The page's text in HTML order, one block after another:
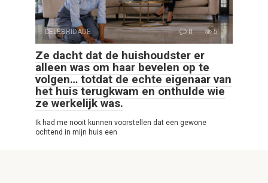
CELEBRIDADE 0 5
Ze dacht dat de huishoudster er
alleen was om haar bevelen op te
volgen… totdat de echte eigenaar van
het huis terugkwam en onthulde wie
ze werkelijk was.
Ik had me nooit kunnen voorstellen dat een gewone
ochtend in mijn huis een